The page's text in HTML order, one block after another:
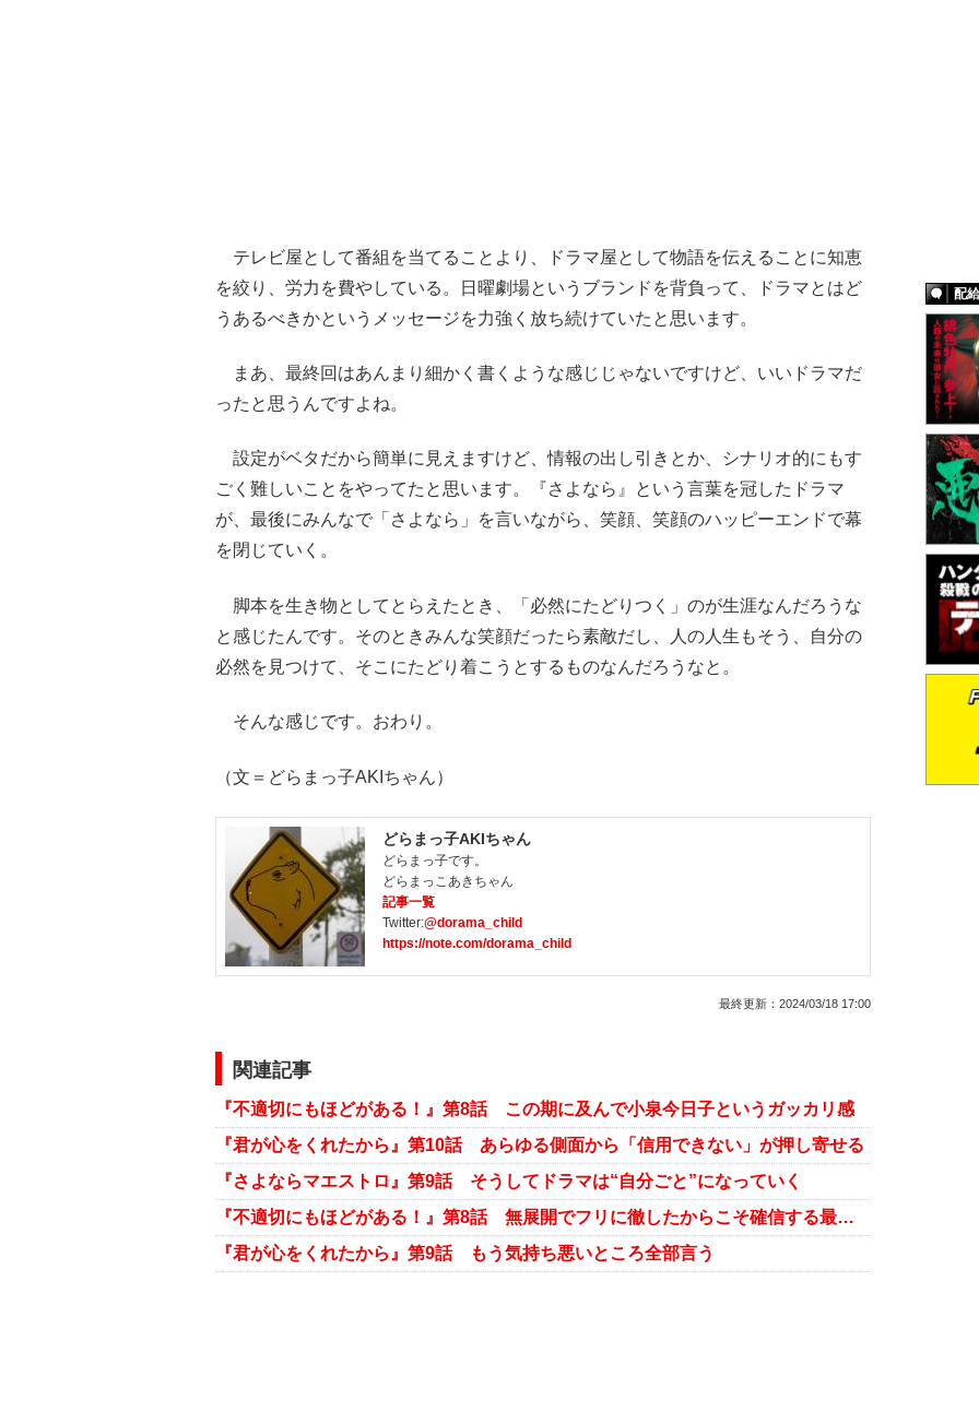
テレビ屋として番組を当てることより、ドラマ屋として物語を伝えることに知恵
を絞り、労力を費やしている。日曜劇場というブランドを背負って、ドラマとはど
うあるべきかというメッセージを力強く放ち続けていたと思います。
まあ、最終回はあんまり細かく書くような感じじゃないですけど、いいドラマだ
ったと思うんですよね。
設定がベタだから簡単に見えますけど、情報の出し引きとか、シナリオ的にもす
ごく難しいことをやってたと思います。『さよなら』という言葉を冠したドラマ
が、最後にみんなで「さよなら」を言いながら、笑顔、笑顔のハッピーエンドで幕
を閉じていく。
脚本を生き物としてとらえたとき、「必然にたどりつく」のが生涯なんだろうな
と感じたんです。そのときみんな笑顔だったら素敵だし、人の人生もそう、自分の
必然を見つけて、そこにたどり着こうとするものなんだろうなと。
そんな感じです。おわり。
（文＝どらまっ子AKIちゃん）
どらまっ子AKIちゃん
どらまっ子です。
どらまっこあきちゃん
記事一覧
Twitter:@dorama_child
https://note.com/dorama_child
最終更新： 2024/03/18 17:00
関連記事
『不適切にもほどがある！』第8話 この期に及んで小泉今日子というガッカリ感
『君が心をくれたから』第10話 あらゆる側面から「信用できない」が押し寄せる
『さよならマエストロ』第9話 そうしてドラマは“自分ごと”になっていく
『不適切にもほどがある！』第8話 無展開でフリに徹したからこそ確信する最終回
『君が心をくれたから』第9話 もう気持ち悪いところ全部言う
配